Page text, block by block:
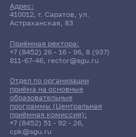
Адрес:
410012, г. Саратов, ул.
Астраханская, 83
Приёмная ректора:
+7 (8452) 26 - 16 - 96, 8 (937)
811-67-46, rector@sgu.ru
Отдел по организации
приёма на основные
образовательные
программы (Центральная
приёмная комиссия):
+7 (8452) 51 - 92 - 26,
cpk@sgu.ru